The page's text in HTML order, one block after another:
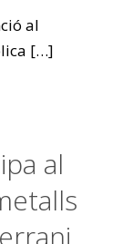
al
[…]
al